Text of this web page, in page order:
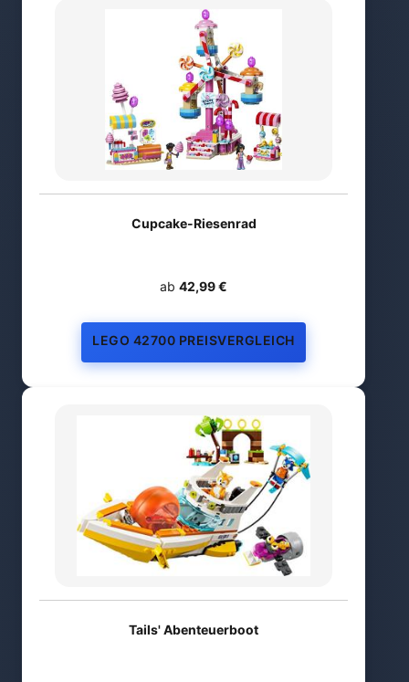
Cupcake-Riesenrad
ab 42,99 €
LEGO 42700 PREISVERGLEICH
Tails' Abenteuerboot